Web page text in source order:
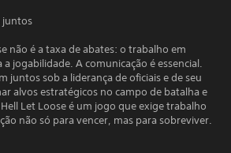
juntos
não é a taxa de abates: o trabalho em
a jogabilidade. A comunicação é essencial.
juntos sob a liderança de oficiais e de seu
alvos estratégicos no campo de batalha e
Let Loose é um jogo que exige trabalho
não só para vencer, mas para sobreviver.